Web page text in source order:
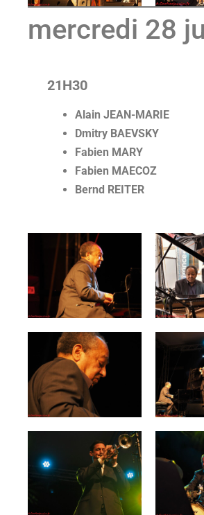
mercredi 28
21H30
Alain JEAN-MARIE
Dmitry BAEVSKY
Fabien MARY
Fabien MAECOZ
Bernd REITER